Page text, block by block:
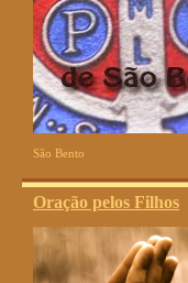
São Bento
Oração pelos Filhos